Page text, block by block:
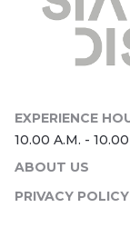
ABOUT US
PRIVACY POLICY